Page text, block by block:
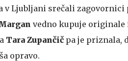
v Ljubljani srečali zagovornici
vedno kupuje
Tara Zupančič pa je priznala,
opravo.